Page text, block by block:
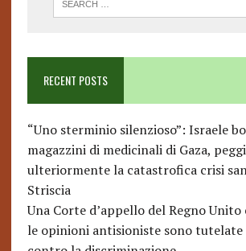
RECENT POSTS
“Uno sterminio silenzioso”: Israele
magazzini di medicinali di Gaza,
ulteriormente la catastrofica crisi
Striscia
Una Corte d’appello del Regno
le opinioni antisioniste sono tutelate